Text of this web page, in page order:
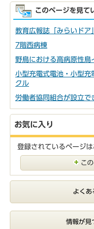
このページを見て
教育広報誌「みらいドア
7階西病棟
野鳥における高病原性鳥
小型充電式電池・小型充
クル
労働者協同組合が設立で
お気に入り
登録されているページは
こ
よく
情報が見